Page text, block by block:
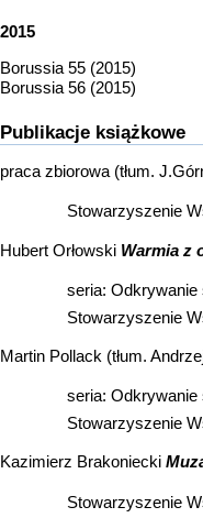
2015
Borussia 55 (2015)
Borussia 56 (2015)
Publikacje książkowe
praca zbiorowa (tłum.
Stowarzyszenie
Hubert Orłowski Warmia z
seria: Odkrywanie
Stowarzyszenie
Martin Pollack (tłum.
seria: Odkrywanie
Stowarzyszenie
Kazimierz Brakoniecki
Stowarzyszenie